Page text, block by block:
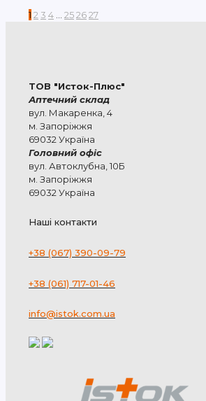
1 2 3 4 252627
ТОВ "Исток-Плюс"
Аптечний склад
вул. Макаренка, 4
м. Запоріжжя
69032 Україна
Головний офіс
вул. Автоклубна, 10Б
м. Запоріжжя
69032 Україна
Наші контакти
+38 (067) 390-09-79
+38 (061) 717-01-46
info@istok.com.ua